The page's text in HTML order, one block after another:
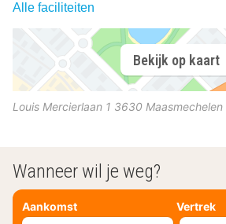
Alle faciliteiten
Bekijk op kaart
Louis Mercierlaan 1 3630 Maasmechelen
Wanneer wil je weg?
Aankomst Vertrek